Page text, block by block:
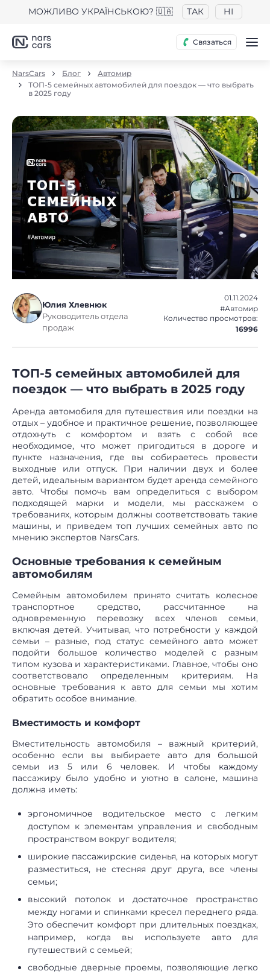
МОЖЛИВО УКРАЇНСЬКОЮ? 🇺🇦 ТАК НІ
Связаться
NarsCars Блог
Автомир
ТОП-5 семейных автомобилей для поездок — что выбрать
в 2025 году
Юлия Хлевнюк
Руководитель отдела
продаж
01.11.2024
#Автомир
Количество просмотров:
16996
ТОП-5 семейных автомобилей для
поездок — что выбрать в 2025 году
Аренда автомобиля для путешествия или поездки на
отдых – удобное и практичное решение, позволяющее
отдохнуть с комфортом и взять с собой все
необходимое, что может пригодиться в дороге и
пункте назначения, где вы собираетесь провести
выходные или отпуск. При наличии двух и более
детей, идеальным вариантом будет аренда семейного
авто. Чтобы помочь вам определиться с выбором
подходящей марки и модели, мы расскажем о
требованиях, которым должны соответствовать такие
машины, и приведем топ лучших семейных авто по
мнению экспертов NarsCars.
Основные требования к семейным
автомобилям
Семейным автомобилем принято считать колесное
транспортное средство, рассчитанное на
одновременную перевозку всех членов семьи,
включая детей. Учитывая, что потребности у каждой
семьи – разные, под статус семейного авто может
подойти большое количество моделей с разным
типом кузова и характеристиками. Главное, чтобы оно
соответствовало определенным критериям. На
основные требования к авто для семьи мы хотим
обратить особое внимание.
Вместимость и комфорт
Вместительность автомобиля – важный критерий,
особенно если вы выбираете авто для большой
семьи из 5 или 6 человек. И чтобы каждому
пассажиру было удобно и уютно в салоне, машина
должна иметь:
эргономичное водительское место с легким
доступом к элементам управления и свободным
пространством вокруг водителя;
широкие пассажирские сиденья, на которых могут
разместиться, не стесняя друг друга, все члены
семьи;
высокий потолок и достаточное пространство
между ногами и спинками кресел переднего ряда.
Это обеспечит комфорт при длительных поездках,
например, когда вы используете авто для
путешествий с семьей;
свободные дверные проемы, позволяющие легко